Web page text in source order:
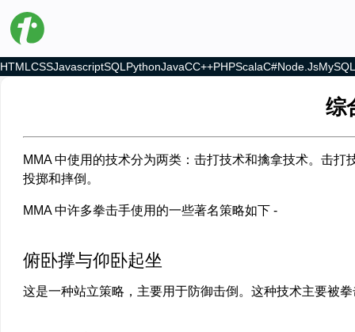
HTML CSSJavascriptSQL PythonJavaCC++PHPScalaC#Node.jsMySQL
综
MMA 中使用的技术分为两类：击打技术和擒拿技术。击
投掷和摔倒。
MMA 中许多拳击手使用的一些著名策略如下 -
俯卧撑与仰卧起坐
这是一种站立策略，主要用于防御击倒。这种技术主要被